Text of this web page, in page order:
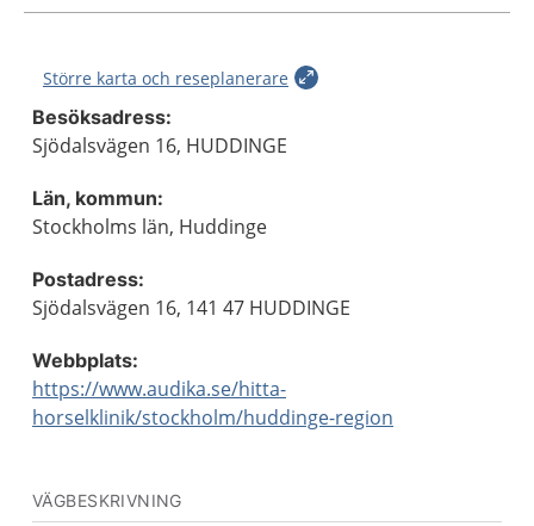
Större karta och reseplanerare
Besöksadress:
Sjödalsvägen 16, HUDDINGE
Län, kommun:
Stockholms län, Huddinge
Postadress:
Sjödalsvägen 16, 141 47 HUDDINGE
Webbplats:
https://www.audika.se/hitta-
horselklinik/stockholm/huddinge-region
VÄGBESKRIVNING